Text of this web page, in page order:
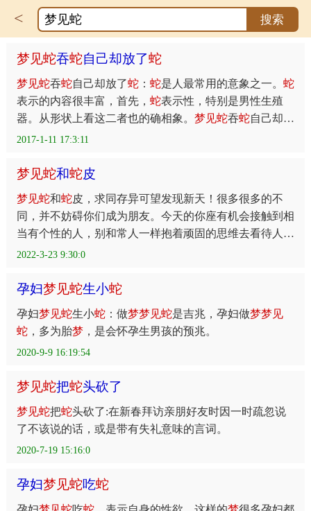
< 搜索
梦 见蛇吞蛇自己却放了蛇
梦见蛇吞蛇自己却放了蛇： 蛇是人最常用的意象之一。 蛇
表示的内容很丰富，首先， 蛇表示性，特别是男性生殖
器。从形状上看这二者也的确相象。 梦见蛇吞蛇自己却放
了蛇 的心理学解析
2017-1-11 17:3:11
梦 见蛇和蛇皮
梦见蛇和蛇皮，求同存异可望发现新天！很多很多的不
同，并不妨碍你们成为朋友。今天的你座有机会接触到相
当有个性的人，别和常人一样抱着顽固的思维去看待人
家。同时，务实功利的想法往往会让你自缚手脚，反而增
2022-3-23 9:30:0
孕妇梦 见蛇生小蛇
孕妇梦见蛇生小蛇：做梦梦见蛇是吉兆，孕妇做梦梦见
蛇，多为胎梦，是会怀孕生男孩的预兆。
2020-9-9 16:19:54
梦 见蛇把蛇头砍了
梦见蛇把蛇头砍了:在新春拜访亲朋好友时因一时疏忽说
了不该说的话，或是带有失礼意味的言词。
2020-7-19 15:16:0
孕妇梦 见蛇吃蛇